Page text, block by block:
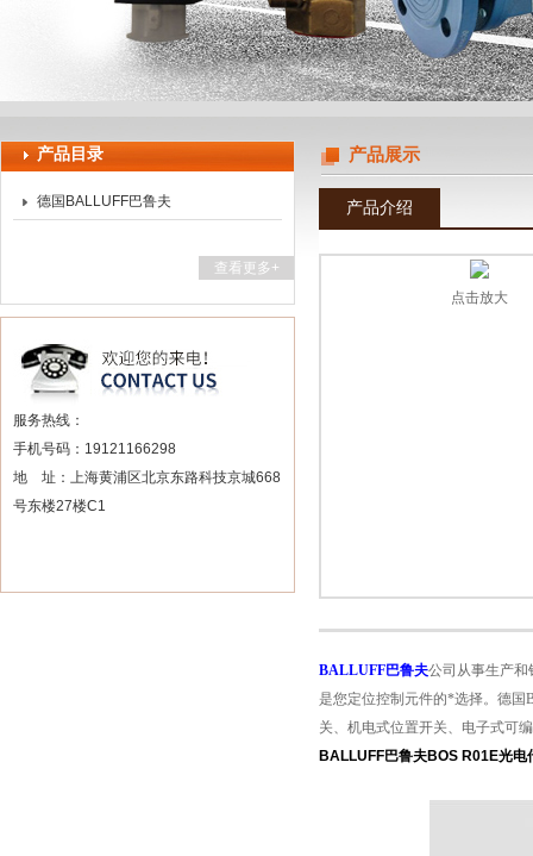
上海申思特自动化设备有限公司
产品目录
德国BALLUFF巴鲁夫
查看更多+
服务热线：
手机号码：19121166298
地 址：上海黄浦区北京东路科技京城668
号东楼27楼C1
产品展示
产品介绍
点击放大
BALLUFF巴鲁夫公司从事生产和
是您定位控制元件的*选择。德国
关、机电式位置开关、电子式可
BALLUFF巴鲁夫BOS R01E光电